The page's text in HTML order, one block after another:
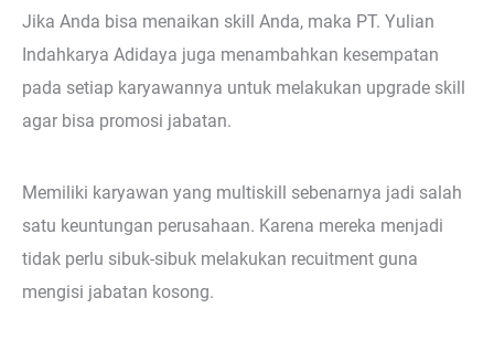
Jika Anda bisa menaikan skill Anda, maka PT. Yulian
Indahkarya Adidaya juga menambahkan kesempatan
pada setiap karyawannya untuk melakukan upgrade skill
agar bisa promosi jabatan.
Memiliki karyawan yang multiskill sebenarnya jadi salah
satu keuntungan perusahaan. Karena mereka menjadi
tidak perlu sibuk-sibuk melakukan recuitment guna
mengisi jabatan kosong.